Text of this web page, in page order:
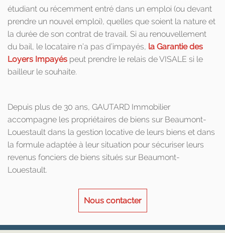
étudiant ou récemment entré dans un emploi (ou devant
prendre un nouvel emploi), quelles que soient la nature et
la durée de son contrat de travail. Si au renouvellement
du bail, le locataire n’a pas d’impayés, la Garantie des
Loyers Impayés peut prendre le relais de VISALE si le
bailleur le souhaite.
Depuis plus de 30 ans, GAUTARD Immobilier
accompagne les propriétaires de biens sur Beaumont-
Louestault dans la gestion locative de leurs biens et dans
la formule adaptée à leur situation pour sécuriser leurs
revenus fonciers de biens situés sur Beaumont-
Louestault.
Nous contacter